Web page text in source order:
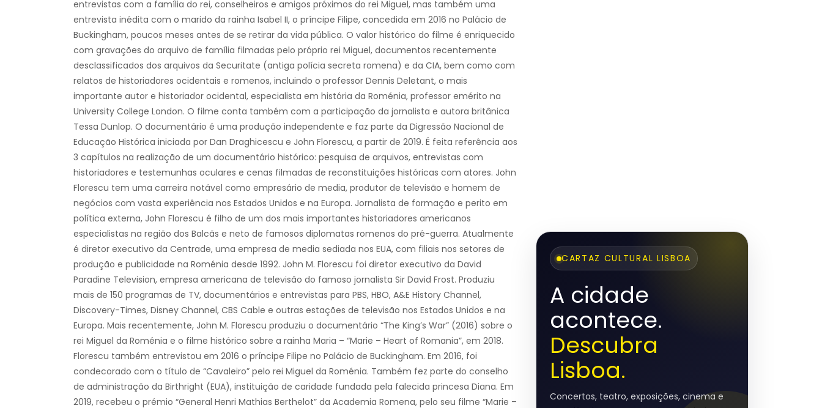
entrevistas com a família do rei, conselheiros e amigos próximos do rei Miguel, mas também uma
entrevista inédita com o marido da rainha Isabel II, o príncipe Filipe, concedida em 2016 no Palácio de
Buckingham, poucos meses antes de se retirar da vida pública. O valor histórico do filme é enriquecido
com gravações do arquivo de família filmadas pelo próprio rei Miguel, documentos recentemente
desclassificados dos arquivos da Securitate (antiga polícia secreta romena) e da CIA, bem como com
relatos de historiadores ocidentais e romenos, incluindo o professor Dennis Deletant, o mais
importante autor e historiador ocidental, especialista em história da Roménia, professor emérito na
University College London. O filme conta também com a participação da jornalista e autora britânica
Tessa Dunlop. O documentário é uma produção independente e faz parte da Digressão Nacional de
Educação Histórica iniciada por Dan Draghicescu e John Florescu, a partir de 2019. É feita referência aos
3 capítulos na realização de um documentário histórico: pesquisa de arquivos, entrevistas com
historiadores e testemunhas oculares e cenas filmadas de reconstituições históricas com atores. John
Florescu tem uma carreira notável como empresário de media, produtor de televisão e homem de
negócios com vasta experiência nos Estados Unidos e na Europa. Jornalista de formação e perito em
política externa, John Florescu é filho de um dos mais importantes historiadores americanos
especialistas na região dos Balcãs e neto de famosos diplomatas romenos do pré-guerra. Atualmente
é diretor executivo da Centrade, uma empresa de media sediada nos EUA, com filiais nos setores de
produção e publicidade na Roménia desde 1992. John M. Florescu foi diretor executivo da David
Paradine Television, empresa americana de televisão do famoso jornalista Sir David Frost. Produziu
mais de 150 programas de TV, documentários e entrevistas para PBS, HBO, A&E History Channel,
Discovery-Times, Disney Channel, CBS Cable e outras estações de televisão nos Estados Unidos e na
Europa. Mais recentemente, John M. Florescu produziu o documentário “The King’s War” (2016) sobre o
rei Miguel da Roménia e o filme histórico sobre a rainha Maria – “Marie – Heart of Romania”, em 2018.
Florescu também entrevistou em 2016 o príncipe Filipe no Palácio de Buckingham. Em 2016, foi
condecorado com o título de “Cavaleiro” pelo rei Miguel da Roménia. Também fez parte do conselho
de administração da Birthright (EUA), instituição de caridade fundada pela falecida princesa Diana. Em
2019, recebeu o prémio “General Henri Mathias Berthelot” da Academia Romena, pelo seu filme “Marie –
CARTAZ CULTURAL LISBOA
A cidade
acontece.
Descubra
Lisboa.
Concertos, teatro, exposições, cinema e